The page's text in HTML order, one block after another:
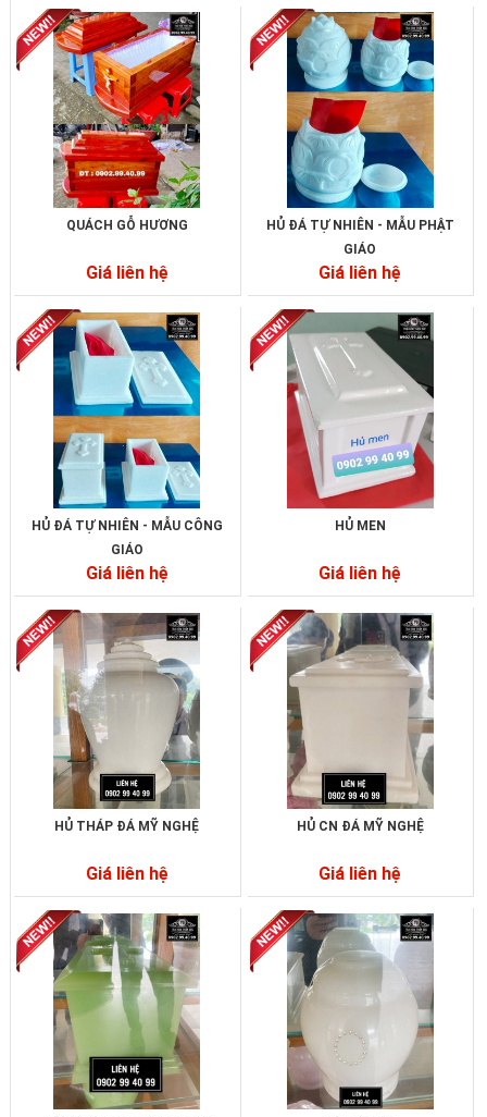
QUÁCH GỖ HƯƠNG
Giá liên hệ
HỦ ĐÁ TỰ NHIÊN - MẪU PHẬT
GIÁO
Giá liên hệ
HỦ ĐÁ TỰ NHIÊN - MẪU CÔNG
GIÁO
Giá liên hệ
HỦ MEN
Giá liên hệ
HỦ THÁP ĐÁ MỸ NGHỆ
Giá liên hệ
HỦ CN ĐÁ MỸ NGHỆ
Giá liên hệ